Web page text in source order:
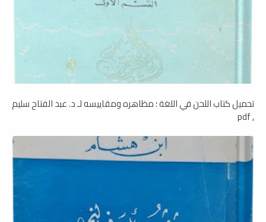
تحميل كتاب اللحن في اللغة ؛ مظاهره ومقاييسه لـ د. عبد الفتاح سليم
, pdf